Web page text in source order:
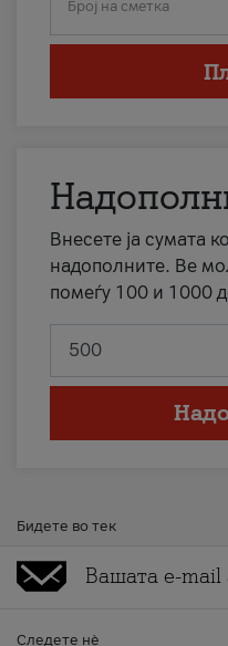
Број на сметка
Внесете ја сумата
надополните. Ве
помеѓу 100 и 1000
Бидете во тек
Следете нè